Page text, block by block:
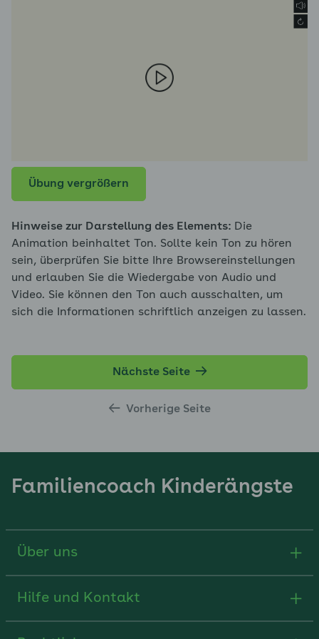
Übung vergrößern
Hinweise zur Darstellung des Elements: Die
Animation beinhaltet Ton. Sollte kein Ton zu hören
sein, überprüfen Sie bitte Ihre Browsereinstellungen
und erlauben Sie die Wiedergabe von Audio und
Video. Sie können den Ton auch ausschalten, um
sich die Informationen schriftlich anzeigen zu lassen.
Vorherige Seite
Nächste Seite
Familiencoach Kinderängste
Über uns
Hilfe und Kontakt